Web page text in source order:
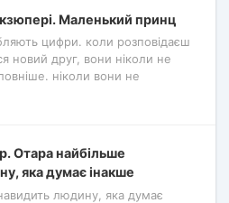
Маленький принц
цифри. коли розповідаєш
новий друг, вони ніколи не
ніколи вони не
Отара найбільше
яка думає інакше
людину, яка думає